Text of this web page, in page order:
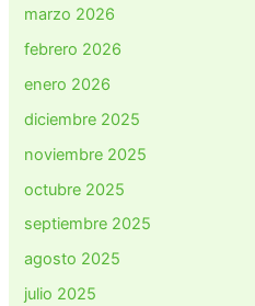
marzo 2026
febrero 2026
enero 2026
diciembre 2025
noviembre 2025
octubre 2025
septiembre 2025
agosto 2025
julio 2025